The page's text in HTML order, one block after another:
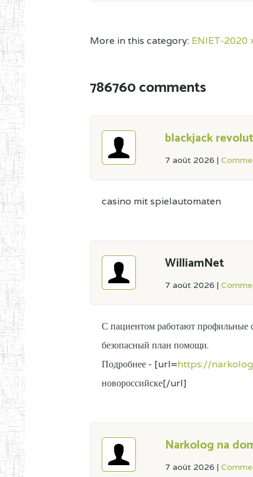
More in this category: ENIET-2020
786760 comments
blackjack
7 août 2026 |
casino mit spielautomaten
WilliamNet
7 août 2026 |
С пациентом работают профильные
безопасный план помощи.
Подробнее - [url=https://
новороссийске[/url]
Narkolog na
7 août 2026 |